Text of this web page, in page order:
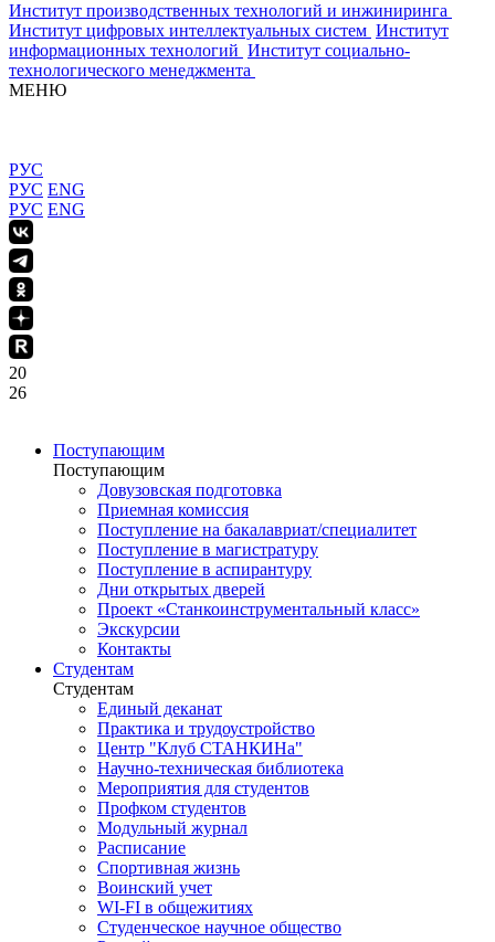
Институт производственных технологий и инжиниринга
Институт цифровых интеллектуальных систем Институт
информационных технологий Институт социально-
технологического менеджмента
МЕНЮ
РУС
РУС ENG
РУС ENG
20
26
Поступающим
Поступающим
Довузовская подготовка
Приемная комиссия
Поступление на бакалавриат/специалитет
Поступление в магистратуру
Поступление в аспирантуру
Дни открытых дверей
Проект «Станкоинструментальный класс»
Экскурсии
Контакты
Студентам
Студентам
Единый деканат
Практика и трудоустройство
Центр "Клуб СТАНКИНа"
Научно-техническая библиотека
Мероприятия для студентов
Профком студентов
Модульный журнал
Расписание
Спортивная жизнь
Воинский учет
WI-FI в общежитиях
Студенческое научное общество